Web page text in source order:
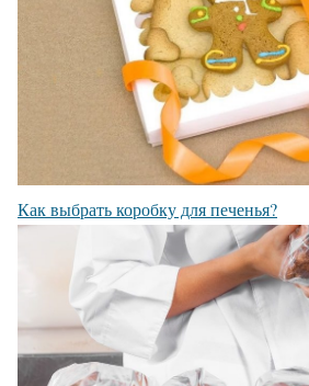
Как выбрать коробку для печенья?